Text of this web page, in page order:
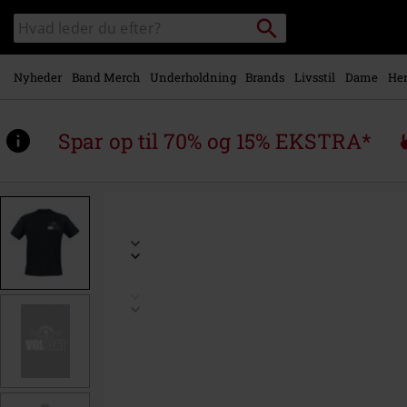
Gå til
hovedindhold
Søg
sortiment
Søg
Nyheder Band Merch Underholdning Brands Livsstil Dame
Spar op til 70% og 15% EKSTRA*
www.emp-
p/pocket-
527127.html